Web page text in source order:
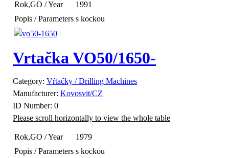
Rok,GO / Year
1991
Popis / Parameters s kockou
Vrtačka VO50/1650-
Category: Vŕtačky / Drilling Machines
Manufacturer: Kovosvit/CZ
ID Number: 0
Rok,GO / Year
1979
Popis / Parameters s kockou